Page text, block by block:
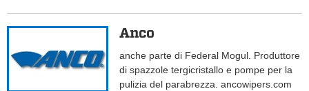
Anco
anche parte di Federal Mogul. Produttore
di spazzole tergicristallo e pompe per la
pulizia del parabrezza. ancowipers.com